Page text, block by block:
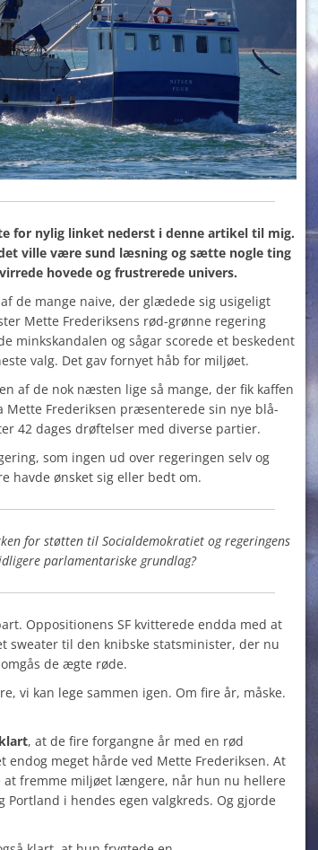
for nylig linket nederst i denne artikel til mig.
ville være sund læsning og sætte nogle ting
hovede og frustrerede univers.
de mange naive, der glædede sig usigeligt
Mette Frederiksens rød-grønne regering
minkskandalen og sågar scorede et beskedent
valg. Det gav fornyet håb for miljøet.
af de nok næsten lige så mange, der fik kaffen
Mette Frederiksen præsenterede sin nye blå-
42 dages drøftelser med diverse partier.
som ingen ud over regeringen selv og
havde ønsket sig eller bedt om.
for støtten til Socialdemokratiet og regeringens
parlamentariske grundlag?
Oppositionens SF kvitterede endda med at
sweater til den knibske statsminister, der nu
de ægte røde.
vi kan lege sammen igen. Om fire år, måske.
, at de fire forgangne år med en rød
endog meget hårde ved Mette Frederiksen. At
at fremme miljøet længere, når hun nu hellere
Portland i hendes egen valgkreds. Og gjorde